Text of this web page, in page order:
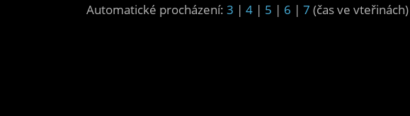
Automatické procházení: 3 | 4 | 5 | 6 | 7 (čas ve vteřinách)